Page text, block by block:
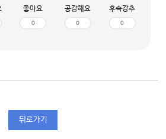
10개월 된 애기가 왔는데 그런 기형
때 가장 위험한 게 신경마비 등 중간에
단하고 있습니다.
좋아요
0
공감해요
0
후속강추
0
뒤로가기